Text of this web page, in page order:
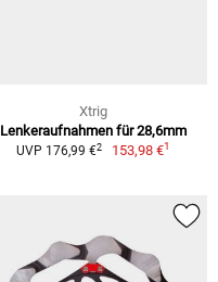
Xtrig
Lenkeraufnahmen für 28,6mm
UVP 176,99 €2 153,98 €1